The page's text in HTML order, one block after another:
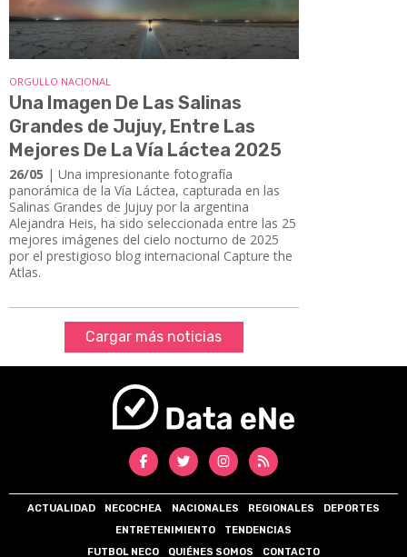
ORGULLO NACIONAL
Una Imagen De Las Salinas
Grandes de Jujuy, Entre Las
Mejores De La Vía Láctea 2025
26/05 | Una impresionante fotografía
panorámica de la Vía Láctea, capturada en las
Salinas Grandes de Jujuy por la argentina
Alejandra Heis, ha sido seleccionada entre las 25
mejores imágenes del cielo nocturno de 2025
por el prestigioso blog internacional Capture the
Atlas.
Cargar más noticias
ACTUALIDAD NECOCHEA NACIONALES REGIONALES
DEPORTES
ENTRETENIMIENTO
TENDENCIAS
FUTBOL NECO
QUIÉNES SOMOS CONTACTO